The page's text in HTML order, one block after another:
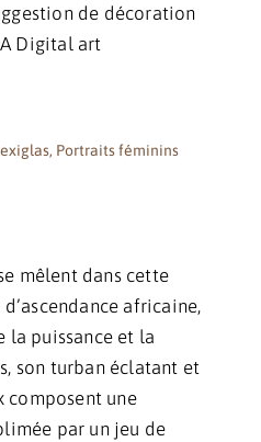
de décoration
Digital art
, Portraits féminins
mêlent dans cette
africaine,
la puissance et la
son turban éclatant et
composent une
par un jeu de